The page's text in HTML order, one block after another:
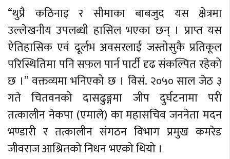
“थुप्रै कठिनाइ र सीमाका बाबजुद यस क्षेत्रमा
उल्लेखनीय उपलब्धी हासिल भएका छन् । प्राप्त यस
ऐतिहासिक एवं दूर्लभ अवसरलाई जस्तोसुकै प्रतिकूल
परिस्थितिमा पनि सफल पार्न पार्टी दृढ संकल्पित रहेको
छ ।” वक्तव्यमा भनिएको छ । विसं. २०५० साल जेठ ३
गते चितवनको दासढुङ्गमा जीप दुर्घटनामा परी
तत्कालीन नेकपा (एमाले) का महासचिव जननेता मदन
भण्डारी र तत्कालीन संगठन विभाग प्रमुख कमरेड
जीवराज आश्रितको निधन भएको थियो ।